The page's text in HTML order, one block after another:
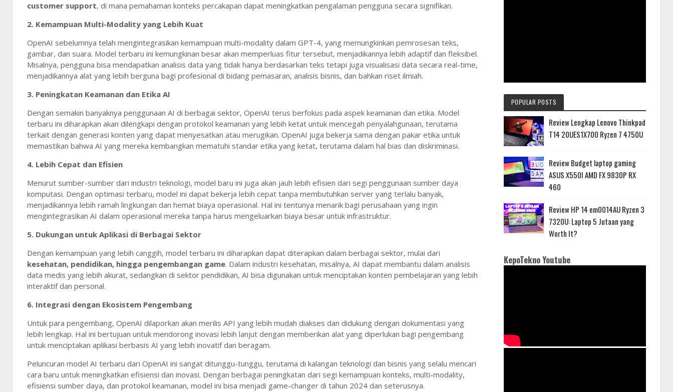
customer support, di mana pemahaman konteks percakapan dapat meningkatkan pengalaman pengguna secara signifikan.
2. Kemampuan Multi-Modality yang Lebih Kuat
OpenAI sebelumnya telah mengintegrasikan kemampuan multi-modality dalam GPT-4, yang memungkinkan pemrosesan teks,
gambar, dan suara. Model terbaru ini kemungkinan besar akan memperluas fitur tersebut, menjadikannya lebih adaptif dan fleksibel.
Misalnya, pengguna bisa mendapatkan analisis data yang tidak hanya berdasarkan teks tetapi juga visualisasi data secara real-time,
menjadikannya alat yang lebih berguna bagi profesional di bidang pemasaran, analisis bisnis, dan bahkan riset ilmiah.
3. Peningkatan Keamanan dan Etika AI
Dengan semakin banyaknya penggunaan AI di berbagai sektor, OpenAI terus berfokus pada aspek keamanan dan etika. Model
terbaru ini diharapkan akan dilengkapi dengan protokol keamanan yang lebih ketat untuk mencegah penyalahgunaan, terutama
terkait dengan generasi konten yang dapat menyesatkan atau merugikan. OpenAI juga bekerja sama dengan pakar etika untuk
memastikan bahwa AI yang mereka kembangkan mematuhi standar etika yang ketat, terutama dalam hal bias dan diskriminasi.
4. Lebih Cepat dan Efisien
Menurut sumber-sumber dari industri teknologi, model baru ini juga akan jauh lebih efisien dari segi penggunaan sumber daya
komputasi. Dengan optimasi terbaru, model ini dapat bekerja lebih cepat tanpa membutuhkan server yang terlalu banyak,
menjadikannya lebih ramah lingkungan dan hemat biaya operasional. Hal ini tentunya menarik bagi perusahaan yang ingin
mengintegrasikan AI dalam operasional mereka tanpa harus mengeluarkan biaya besar untuk infrastruktur.
5. Dukungan untuk Aplikasi di Berbagai Sektor
Dengan kemampuan yang lebih canggih, model terbaru ini diharapkan dapat diterapkan dalam berbagai sektor, mulai dari
kesehatan, pendidikan, hingga pengembangan game. Dalam industri kesehatan, misalnya, AI dapat membantu dalam analisis
data medis yang lebih akurat, sedangkan di sektor pendidikan, AI bisa digunakan untuk menciptakan konten pembelajaran yang lebih
interaktif dan personal.
6. Integrasi dengan Ekosistem Pengembang
Untuk para pengembang, OpenAI dilaporkan akan merilis API yang lebih mudah diakses dan didukung dengan dokumentasi yang
lebih lengkap. Hal ini bertujuan untuk mendorong inovasi lebih lanjut dengan memberikan alat yang diperlukan bagi pengembang
untuk menciptakan aplikasi berbasis AI yang lebih inovatif dan beragam.
Peluncuran model AI terbaru dari OpenAI ini sangat ditunggu-tunggu, terutama di kalangan teknologi dan bisnis yang selalu mencari
cara baru untuk meningkatkan efisiensi dan inovasi. Dengan berbagai peningkatan dari segi kemampuan konteks, multi-modality,
efisiensi sumber daya, dan protokol keamanan, model ini bisa menjadi game-changer di tahun 2024 dan seterusnya.
POPULAR POSTS
Review Lengkap Lenovo Thinkpad
T14 20UES1X700 Ryzen 7 4750U
Review Budget laptop gaming
ASUS X550I AMD FX 9830P RX
460
Review HP 14 em0014AU Ryzen 3
7320U: Laptop 5 Jutaan yang
Worth It?
KepoTekno Youtube